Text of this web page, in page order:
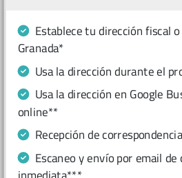
Establece tu dirección fiscal
Granada*
Usa la dirección durante el
Usa la dirección en Google
online**
Recepción de correspondencia
Escaneo y envío por email